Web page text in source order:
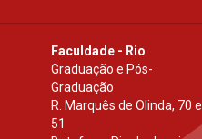
Faculdade - Rio
Graduação e Pós-
Graduação
R. Marquês de Olinda, 70 e
51